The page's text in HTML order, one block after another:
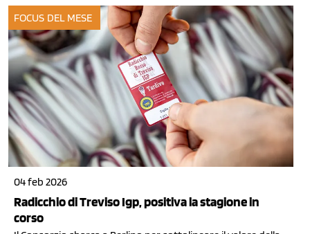
FOCUS DEL MESE
04 feb 2026
Radicchio di Treviso Igp, positiva la stagione in
corso